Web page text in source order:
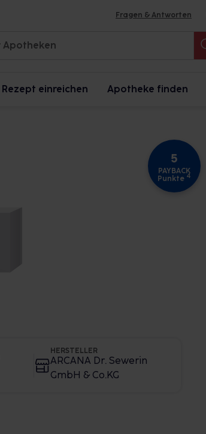
Fragen & Antworten
Rezept einreichen Apotheke finden
5
PAYBACK
Punkte 4
HERSTELLER
ARCANA Dr. Sewerin
GmbH & Co.KG